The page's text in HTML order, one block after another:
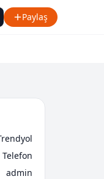
Paylaş
Telefon
admin